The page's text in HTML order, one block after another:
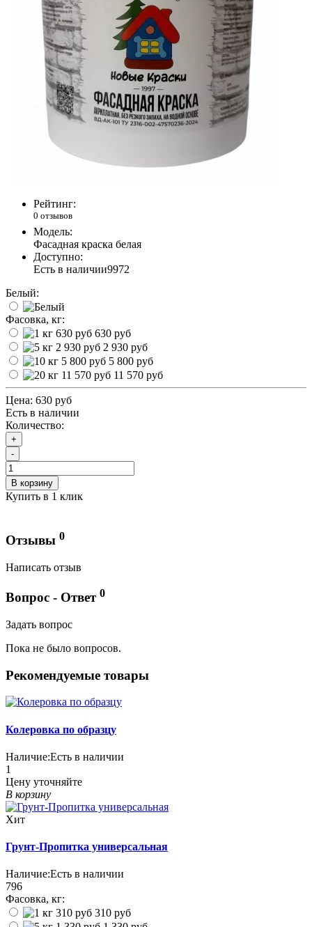
Рейтинг:
0 отзывов
Модель:
Фасадная краска белая
Доступно:
Есть в наличии9972
Белый:
Фасовка, кг:
630 руб
2 930 руб
5 800 руб
11 570 руб
Цена: 630 руб
Есть в наличии
Количество:
+
-
В корзину
Купить в 1 клик
Отзывы 0
Написать отзыв
Вопрос - Ответ 0
Задать вопрос
Пока не было вопросов.
Рекомендуемые товары
Колеровка по образцу
Наличие:Есть в наличии
1
Цену уточняйте
В корзину
Хит
Грунт-Пропитка универсальная
Наличие:Есть в наличии
796
Фасовка, кг:
310 руб